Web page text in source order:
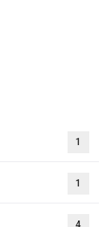
1
1
4